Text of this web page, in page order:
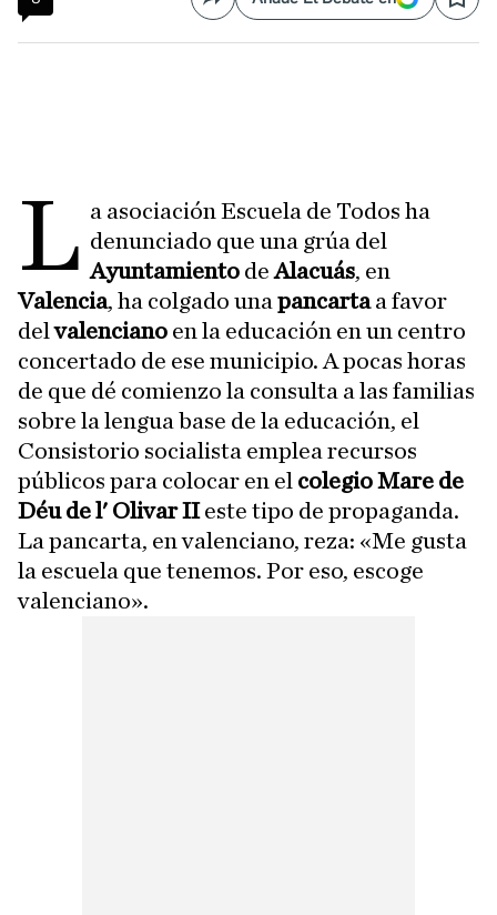
Compartir Save
L a asociación Escuela de Todos ha
denunciado que una grúa del
Ayuntamiento deAlacuás, en
Valencia, ha colgado una pancartaa favor
delvalenciano en la educación en un centro
concertado de ese municipio. A pocas horas
de que dé comienzo la consulta a las familias
sobre la lengua base de la educación, el
Consistorio socialista emplea recursos
públicos para colocar en el colegio Mare de
Déu de l' Olivar IIeste tipo de propaganda.
La pancarta, en valenciano, reza: «Me gusta
la escuela que tenemos. Por eso, escoge
valenciano».